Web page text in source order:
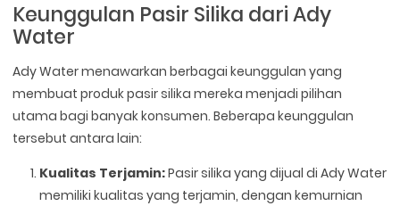
Keunggulan Pasir Silika dari Ady
Water
Ady Water menawarkan berbagai keunggulan yang
membuat produk pasir silika mereka menjadi pilihan
utama bagi banyak konsumen. Beberapa keunggulan
tersebut antara lain:
Kualitas Terjamin:Pasir silika yang dijual di Ady Water
memiliki kualitas yang terjamin, dengan kemurnian